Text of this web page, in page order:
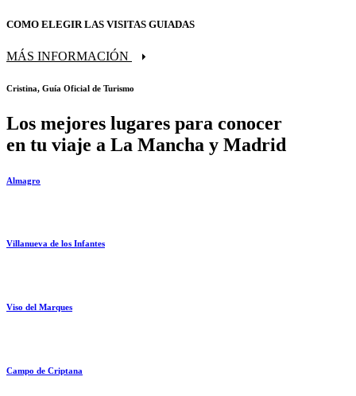
COMO ELEGIR LAS VISITAS GUIADAS
MÁS INFORMACIÓN
Cristina, Guía Oficial de Turismo
Los mejores lugares para conocer
en tu viaje a La Mancha y Madrid
Almagro
Villanueva de los Infantes
Viso del Marques
Campo de Criptana